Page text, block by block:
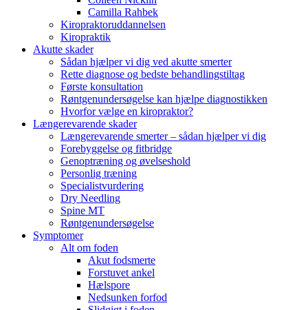
Camilla Rahbek
Kiropraktoruddannelsen
Kiropraktik
Akutte skader
Sådan hjælper vi dig ved akutte smerter
Rette diagnose og bedste behandlingstiltag
Første konsultation
Røntgenundersøgelse kan hjælpe diagnostikken
Hvorfor vælge en kiropraktor?
Længerevarende skader
Længerevarende smerter – sådan hjælper vi dig
Forebyggelse og fitbridge
Genoptræning og øvelseshold
Personlig træning
Specialistvurdering
Dry Needling
Spine MT
Røntgenundersøgelse
Symptomer
Alt om foden
Akut fodsmerte
Forstuvet ankel
Hælspore
Nedsunken forfod